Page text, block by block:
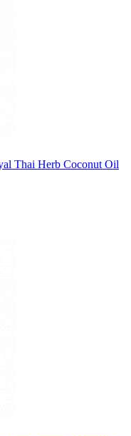
Thai Herb Coconut Oil